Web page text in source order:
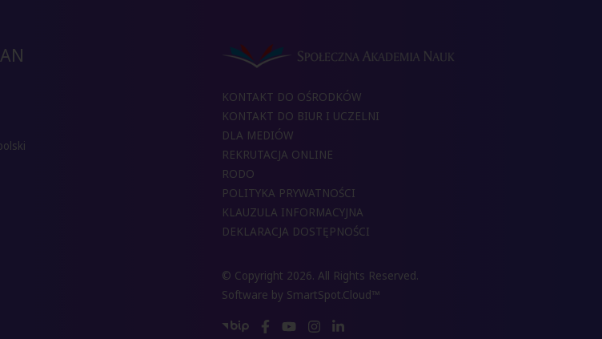
KONTAKT DO OŚRODKÓW
KONTAKT DO BIUR I UCZELNI
DLA MEDIÓW
REKRUTACJA ONLINE
RODO
POLITYKA PRYWATNOŚCI
KLAUZULA INFORMACYJNA
DEKLARACJA DOSTĘPNOŚCI
© Copyright 2026. All Rights Reserved.
Software by SmartSpot.Cloud™